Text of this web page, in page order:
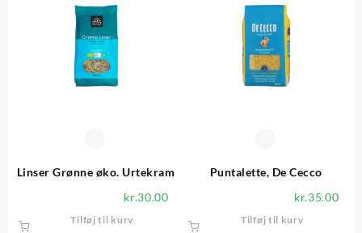
Linser Grønne øko. Urtekram
kr.30.00
Tilføj til kurv
Puntalette, De Cecco
kr.35.00
Tilføj til kurv